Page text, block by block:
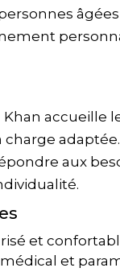
Khan
aux
et
et